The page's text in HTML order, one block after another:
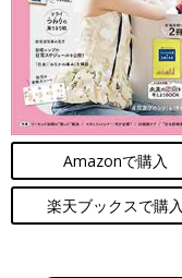
Amazonで購入
楽天ブックスで購入